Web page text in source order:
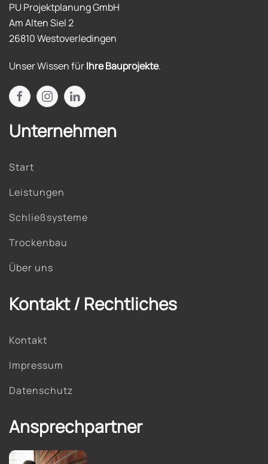
PU Projektplanung GmbH
Am Alten Siel 2
26810 Westoverledingen
Unser Wissen fürIhre Bauprojekte.
Unternehmen
Start
Leistungen
Schließsysteme
Trockenbau
Über uns
Kontakt / Rechtliches
Kontakt
Impressum
Datenschutz
Ansprechpartner